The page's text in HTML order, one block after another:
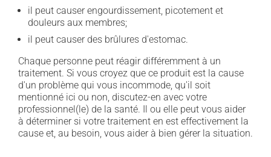
il peut causer engourdissement, picotement et
douleurs aux membres;
il peut causer des brûlures d'estomac.
Chaque personne peut réagir différemment à un
traitement. Si vous croyez que ce produit est la cause
d'un problème qui vous incommode, qu'il soit
mentionné ici ou non, discutez-en avec votre
professionnel(le) de la santé. Il ou elle peut vous aider
à déterminer si votre traitement en est effectivement la
cause et, au besoin, vous aider à bien gérer la situation.